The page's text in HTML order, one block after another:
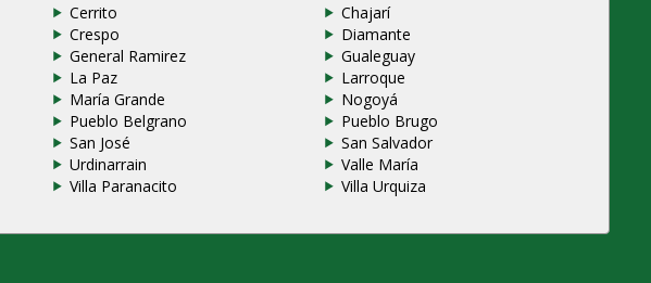
Cerrito
Chajarí
Crespo
Diamante
General Ramirez
Gualeguay
La Paz
Larroque
María Grande
Nogoyá
Pueblo Belgrano
Pueblo Brugo
San José
San Salvador
Urdinarrain
Valle María
Villa Paranacito
Villa Urquiza